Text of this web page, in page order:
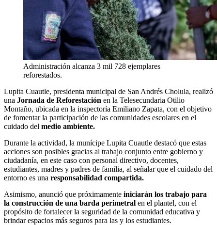
Administración alcanza 3 mil 728 ejemplares
reforestados.
Lupita Cuautle, presidenta municipal de San Andrés Cholula, realizó
una Jornada de Reforestación en la Telesecundaria Otilio
Montaño, ubicada en la inspectoría Emiliano Zapata, con el objetivo
de fomentar la participación de las comunidades escolares en el
cuidado del medio ambiente.
Durante la actividad, la munícipe Lupita Cuautle destacó que estas
acciones son posibles gracias al trabajo conjunto entre gobierno y
ciudadanía, en este caso con personal directivo, docentes,
estudiantes, madres y padres de familia, al señalar que el cuidado del
entorno es una responsabilidad compartida.
Asimismo, anunció que próximamente iniciarán los trabajo para
la construcción de una barda perimetral en el plantel, con el
propósito de fortalecer la seguridad de la comunidad educativa y
brindar espacios más seguros para las y los estudiantes.